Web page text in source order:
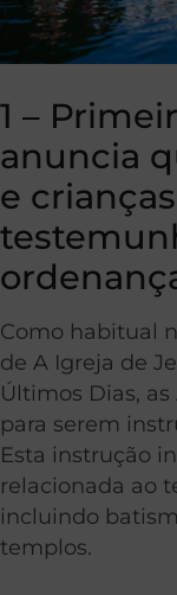
1 –
anuncia
e
Como habitual
de A Igreja de
Últimos Dias,
para serem
Esta instrução
relacionada ao
incluindo
templos.